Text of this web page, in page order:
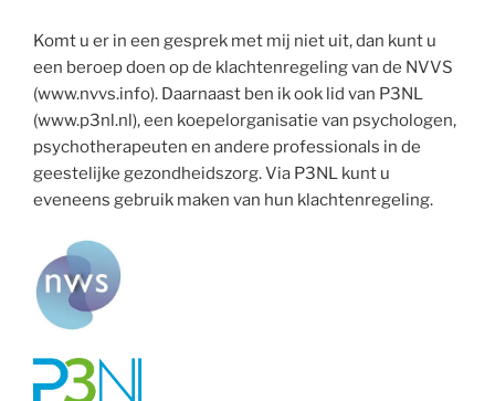
Komt u er in een gesprek met mij niet uit, dan kunt u
een beroep doen op de klachtenregeling van de NVVS
(www.nvvs.info). Daarnaast ben ik ook lid van P3NL
(www.p3nl.nl), een koepelorganisatie van psychologen,
psychotherapeuten en andere professionals in de
geestelijke gezondheidszorg. Via P3NL kunt u
eveneens gebruik maken van hun klachtenregeling.